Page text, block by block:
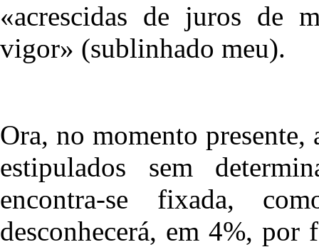
«acrescidas de juros de
vigor» (sublinhado meu).
Ora, no momento
estipulados sem
encontra-se fixada,
desconhecerá, em 4%, por